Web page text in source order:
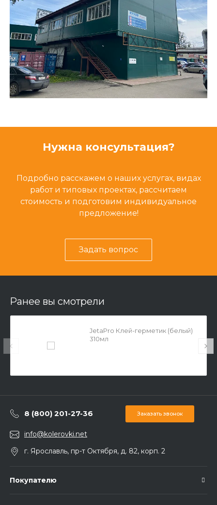
Нужна консультация?
Подробно расскажем о наших услугах, видах
работ и типовых проектах, рассчитаем
стоимость и подготовим индивидуальное
предложение!
Задать вопрос
Ранее вы смотрели
JetaPro Клей-герметик (белый)
310мл
8 (800) 201-27-36 Заказать звонок
info@kolerovki.net
г. Ярославль, пр-т Октября, д. 82, корп. 2
Покупателю